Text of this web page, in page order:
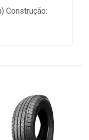
Construção: